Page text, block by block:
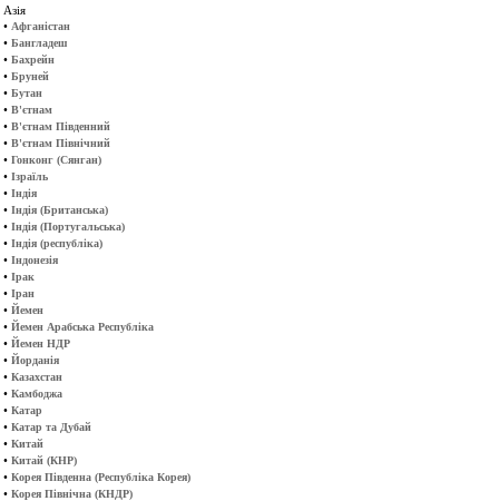
Азія
• Афганістан
• Бангладеш
• Бахрейн
• Бруней
• Бутан
• В'єтнам
• В'єтнам Південний
• В'єтнам Північний
• Гонконг (Сянган)
• Ізраїль
• Індія
• Індія (Британська)
• Індія (Португальська)
• Індія (республіка)
• Індонезія
• Ірак
• Іран
• Йемен
• Йемен Арабська Республіка
• Йемен НДР
• Йорданія
• Казахстан
• Камбоджа
• Катар
• Катар та Дубай
• Китай
• Китай (КНР)
• Корея Південна (Республіка Корея)
• Корея Північна (КНДР)